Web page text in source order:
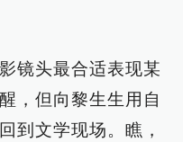
镜头最合适表现某
，但向黎生生用自
到文学现场。瞧，